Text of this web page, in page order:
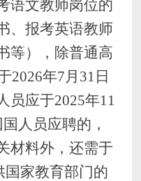
语文教师岗位的
、报考英语教师
等），除普通高
2026年7月31日
员应于2025年11
人员应聘的，
材料外，还需于
国家教育部门的